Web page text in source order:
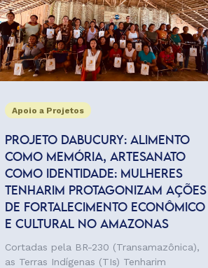
Apoio a Projetos
PROJETO DABUCURY: ALIMENTO
COMO MEMÓRIA, ARTESANATO
COMO IDENTIDADE: MULHERES
TENHARIM PROTAGONIZAM AÇÕES
DE FORTALECIMENTO ECONÔMICO
E CULTURAL NO AMAZONAS
Cortadas pela BR-230 (Transamazônica),
as Terras Indígenas (TIs) Tenharim